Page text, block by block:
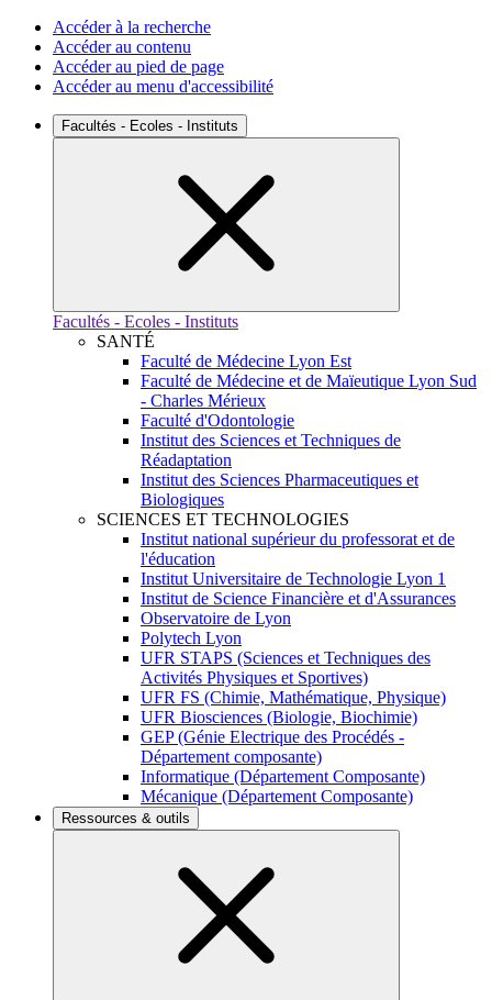
Accéder à la recherche
Accéder au contenu
Accéder au pied de page
Accéder au menu d'accessibilité
Facultés - Ecoles - Instituts
Facultés - Ecoles - Instituts
SANTÉ
Faculté de Médecine Lyon Est
Faculté de Médecine et de Maïeutique Lyon Sud
- Charles Mérieux
Faculté d'Odontologie
Institut des Sciences et Techniques de
Réadaptation
Institut des Sciences Pharmaceutiques et
Biologiques
SCIENCES ET TECHNOLOGIES
Institut national supérieur du professorat et de
l'éducation
Institut Universitaire de Technologie Lyon 1
Institut de Science Financière et d'Assurances
Observatoire de Lyon
Polytech Lyon
UFR STAPS (Sciences et Techniques des
Activités Physiques et Sportives)
UFR FS (Chimie, Mathématique, Physique)
UFR Biosciences (Biologie, Biochimie)
GEP (Génie Electrique des Procédés -
Département composante)
Informatique (Département Composante)
Mécanique (Département Composante)
Ressources & outils